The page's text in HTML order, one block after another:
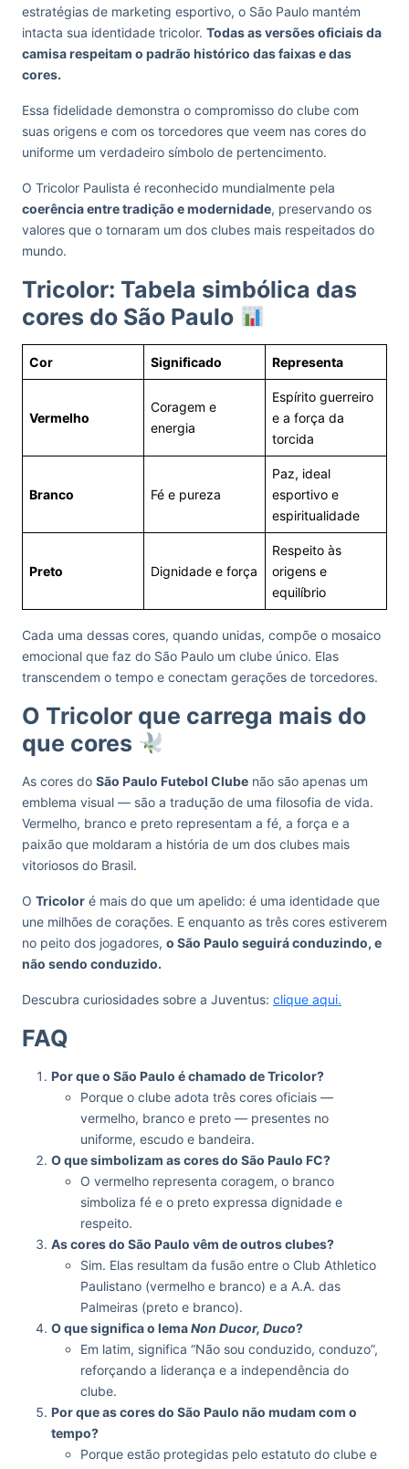
estratégias de marketing esportivo, o São Paulo mantém
intacta sua identidade tricolor. Todas as versões oficiais da
camisa respeitam o padrão histórico das faixas e das
cores.
Essa fidelidade demonstra o compromisso do clube com
suas origens e com os torcedores que veem nas cores do
uniforme um verdadeiro símbolo de pertencimento.
O Tricolor Paulista é reconhecido mundialmente pela
coerência entre tradição e modernidade, preservando os
valores que o tornaram um dos clubes mais respeitados do
mundo.
Tricolor: Tabela simbólica das
cores do São Paulo
Cor Significado Representa
Vermelho
Coragem e
energia
Espírito guerreiro
e a força da
torcida
Branco Fé e pureza
Paz, ideal
esportivo e
espiritualidade
Preto Dignidade e força
Respeito às
origens e
equilíbrio
Cada uma dessas cores, quando unidas, compõe o mosaico
emocional que faz do São Paulo um clube único. Elas
transcendem o tempo e conectam gerações de torcedores.
O Tricolor que carrega mais do
que cores
As cores do São Paulo Futebol Clube não são apenas um
emblema visual — são a tradução de uma filosofia de vida.
Vermelho, branco e preto representam a fé, a força e a
paixão que moldaram a história de um dos clubes mais
vitoriosos do Brasil.
O Tricolor é mais do que um apelido: é uma identidade que
une milhões de corações. E enquanto as três cores estiverem
no peito dos jogadores, o São Paulo seguirá conduzindo, e
não sendo conduzido.
Descubra curiosidades sobre a Juventus: clique aqui.
FAQ
Por que o São Paulo é chamado de Tricolor?
Porque o clube adota três cores oficiais —
vermelho, branco e preto — presentes no
uniforme, escudo e bandeira.
O que simbolizam as cores do São Paulo FC?
O vermelho representa coragem, o branco
simboliza fé e o preto expressa dignidade e
respeito.
As cores do São Paulo vêm de outros clubes?
Sim. Elas resultam da fusão entre o Club Athletico
Paulistano (vermelho e branco) e a A.A. das
Palmeiras (preto e branco).
O que significa o lemaNon Ducor, Duco?
Em latim, significa “Não sou conduzido, conduzo”,
reforçando a liderança e a independência do
clube.
Por que as cores do São Paulo não mudam com o
tempo?
Porque estão protegidas pelo estatuto do clube e